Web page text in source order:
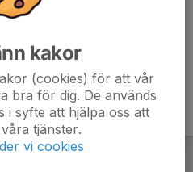
kakor
(cookies) för att vår
bra för dig. De används
i syfte att hjälpa oss att
tjänster.
vi cookies